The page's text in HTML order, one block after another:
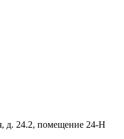
д. 24.2, помещение 24-Н